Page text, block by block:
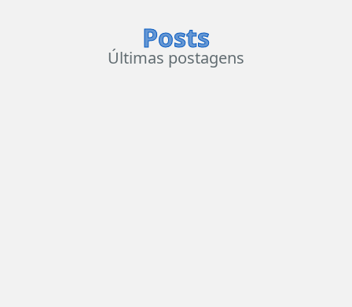
Posts
Últimas postagens